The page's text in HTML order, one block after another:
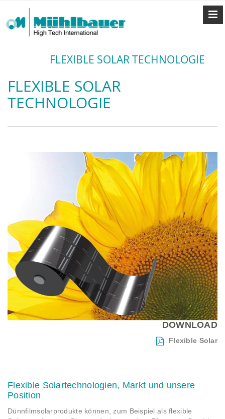
FLEXIBLE SOLAR TECHNOLOGIE
FLEXIBLE SOLAR
TECHNOLOGIE
DOWNLOAD
Flexible Solar
Flexible Solartechnologien, Markt und unsere
Position
Dünnfilmsolarprodukte können, zum Beispiel als flexible